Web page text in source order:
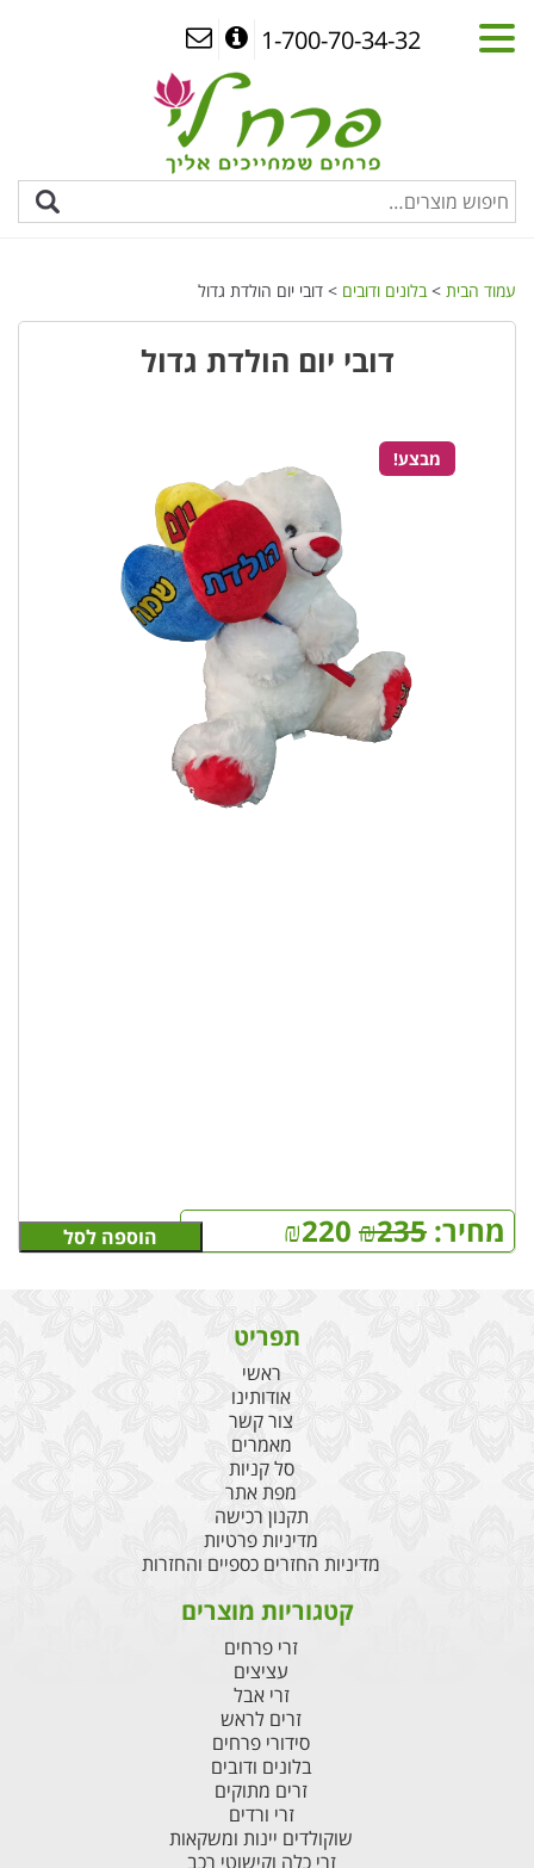
1-700-70-34-32
עמוד הבית >בלונים ודובים > דובי יום הולדת גדול
דובי יום הולדת גדול
מבצע!
מחיר: ₪235
₪220 הוספה לסל
תפריט
ראשי
אודותינו
צור קשר
מאמרים
סל קניות
מפת אתר
תקנון רכישה
מדיניות פרטיות
מדיניות החזרים כספיים והחזרות
קטגוריות מוצרים
זרי פרחים
עציצים
זרי אבל
זרים לראש
סידורי פרחים
בלונים ודובים
זרים מתוקים
זרי ורדים
שוקולדים יינות ומשקאות
זרי כלה וקישוטי רכב